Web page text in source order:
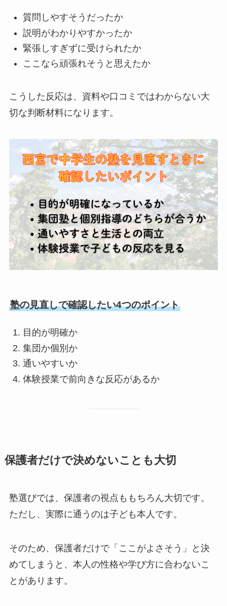
質問しやすそうだったか
説明がわかりやすかったか
緊張しすぎずに受けられたか
ここなら頑張れそうと思えたか
こうした反応は、資料や口コミではわからない大
切な判断材料になります。
塾の見直しで確認したい4つのポイント
目的が明確か
集団か個別か
通いやすいか
体験授業で前向きな反応があるか
保護者だけで決めないことも大切
塾選びでは、保護者の視点ももちろん大切です。
ただし、実際に通うのは子ども本人です。
そのため、保護者だけで「ここがよさそう」と決
めてしまうと、本人の性格や学び方に合わないこ
とがあります。